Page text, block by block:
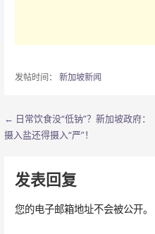
发帖时间： 新加坡新闻
文
导
航
← 日常饮食没“低钠”？新加坡政府：
摄入盐还得摄入“严”！
发表回复
您的电子邮箱地址不会被公开。